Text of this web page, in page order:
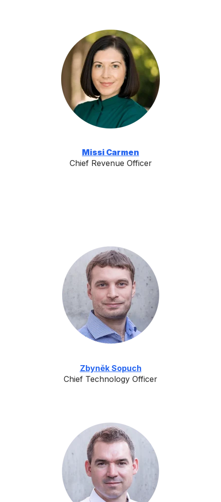
Missi Carmen
Chief Revenue Officer
Zbyněk Sopuch
Chief Technology Officer